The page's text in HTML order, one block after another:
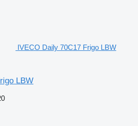
IVECO Daily 70C17 Frigo LBW
LBW